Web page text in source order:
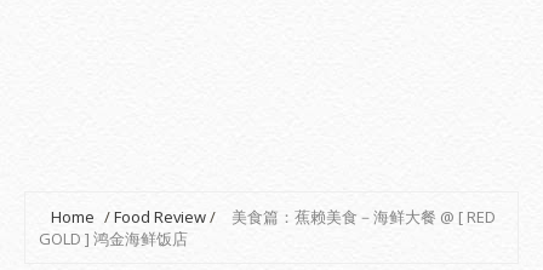
Home /Food Review/
美食篇：蕉赖美食－海鲜大餐 @ [ RED
GOLD ] 鸿金海鲜饭店